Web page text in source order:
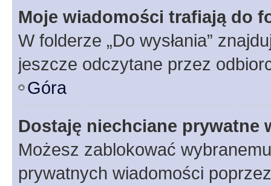
Moje wiadomości trafiają do
W folderze „Do wysłania”
jeszcze odczytane przez
Góra
Dostaję niechciane prywatne
Możesz zablokować
prywatnych wiadomości